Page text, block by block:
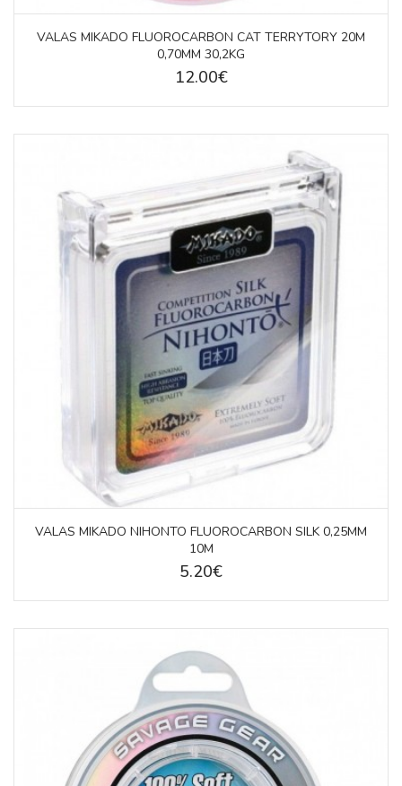
VALAS MIKADO FLUOROCARBON CAT TERRYTORY 20M
0,70MM 30,2KG
12.00€
VALAS MIKADO NIHONTO FLUOROCARBON SILK 0,25MM
10M
5.20€